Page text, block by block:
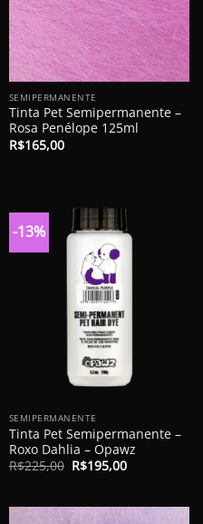
SEMIPERMANENTE
Tinta Pet Semipermanente –
Rosa Penélope 125ml
R$165,00
-13%
SEMIPERMANENTE
Tinta Pet Semipermanente –
Roxo Dahlia – Opawz
R$225,00 O
preço
R$225,00.
R$195,00O
preço
R$195,00.